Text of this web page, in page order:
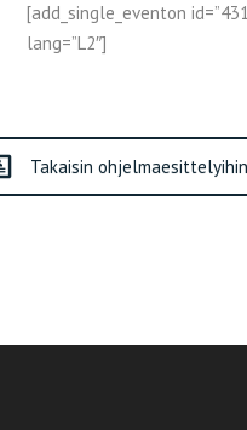
[add_single_eventon
lang=”L2″]
Takaisin ohjelmaesittelyihin